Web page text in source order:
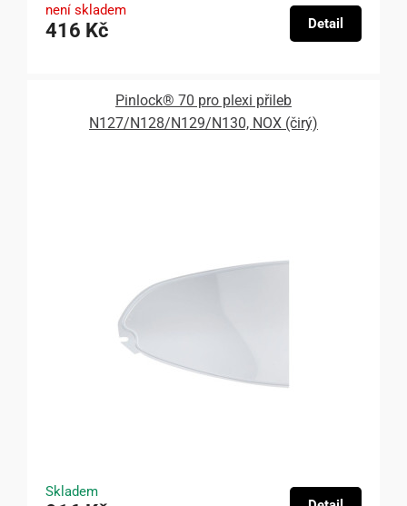
není skladem
416 Kč Detail
Pinlock® 70 pro plexi přileb
N127/N128/N129/N130, NOX (čirý)
Skladem